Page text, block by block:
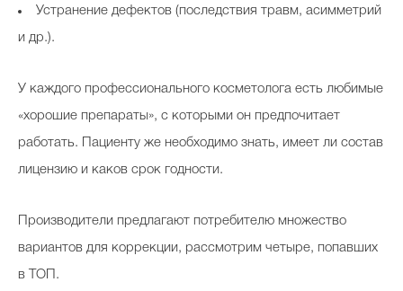
Устранение дефектов (последствия травм, асимметрий
и др.).
У каждого профессионального косметолога есть любимые
«хорошие препараты», с которыми он предпочитает
работать. Пациенту же необходимо знать, имеет ли состав
лицензию и каков срок годности.
Производители предлагают потребителю множество
вариантов для коррекции, рассмотрим четыре, попавших
в ТОП.